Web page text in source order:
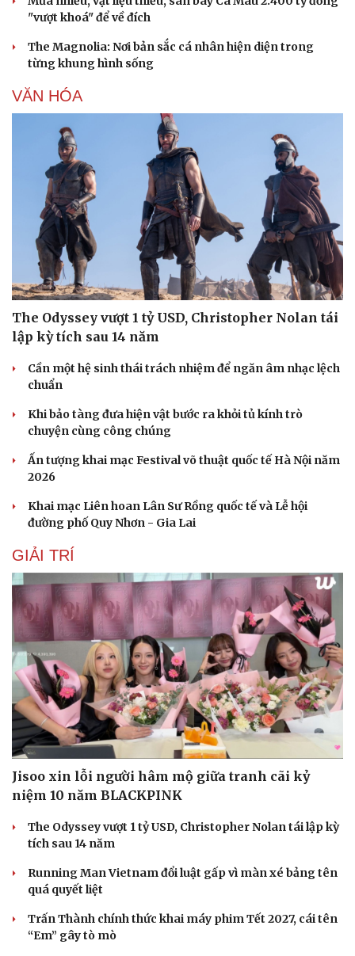
Du lịch
Tư vấn
Săn Tour
check-in
Podcast
Câu chuyện thời sự
Đọc truyện đêm khuya
Cửa sổ tình yêu
Kể chuyện cho bé
Hạt giống tâm hồn
"vượt khoá" để về đích
The Magnolia: Nơi bản sắc cá nhân hiện diện trong
từng khung hình sống
VĂN HÓA
The Odyssey vượt 1 tỷ USD, Christopher Nolan tái
lập kỳ tích sau 14 năm
Cần một hệ sinh thái trách nhiệm để ngăn âm nhạc lệch
chuẩn
Khi bảo tàng đưa hiện vật bước ra khỏi tủ kính trò
chuyện cùng công chúng
Ấn tượng khai mạc Festival võ thuật quốc tế Hà Nội năm
2026
Khai mạc Liên hoan Lân Sư Rồng quốc tế và Lễ hội
đường phố Quy Nhơn - Gia Lai
GIẢI TRÍ
Jisoo xin lỗi người hâm mộ giữa tranh cãi kỷ
niệm 10 năm BLACKPINK
The Odyssey vượt 1 tỷ USD, Christopher Nolan tái lập kỳ
tích sau 14 năm
Running Man Vietnam đổi luật gấp vì màn xé bảng tên
quá quyết liệt
Trấn Thành chính thức khai máy phim Tết 2027, cái tên
“Em” gây tò mò